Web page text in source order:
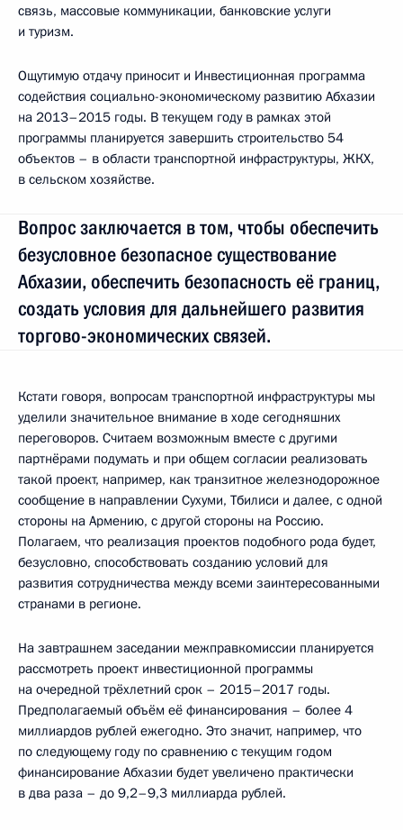
связь, массовые коммуникации, банковские услуги
и туризм.
Ощутимую отдачу приносит и Инвестиционная программа
содействия социально-экономическому развитию Абхазии
на 2013–2015 годы. В текущем году в рамках этой
программы планируется завершить строительство 54
объектов – в области транспортной инфраструктуры, ЖКХ,
в сельском хозяйстве.
Вопрос заключается в том, чтобы обеспечить
безусловное безопасное существование
Абхазии, обеспечить безопасность её границ,
создать условия для дальнейшего развития
торгово-экономических связей.
Кстати говоря, вопросам транспортной инфраструктуры мы
уделили значительное внимание в ходе сегодняшних
переговоров. Считаем возможным вместе с другими
партнёрами подумать и при общем согласии реализовать
такой проект, например, как транзитное железнодорожное
сообщение в направлении Сухуми, Тбилиси и далее, с одной
стороны на Армению, с другой стороны на Россию.
Полагаем, что реализация проектов подобного рода будет,
безусловно, способствовать созданию условий для
развития сотрудничества между всеми заинтересованными
странами в регионе.
На завтрашнем заседании межправкомиссии планируется
рассмотреть проект инвестиционной программы
на очередной трёхлетний срок – 2015–2017 годы.
Предполагаемый объём её финансирования – более 4
миллиардов рублей ежегодно. Это значит, например, что
по следующему году по сравнению с текущим годом
финансирование Абхазии будет увеличено практически
в два раза – до 9,2–9,3 миллиарда рублей.